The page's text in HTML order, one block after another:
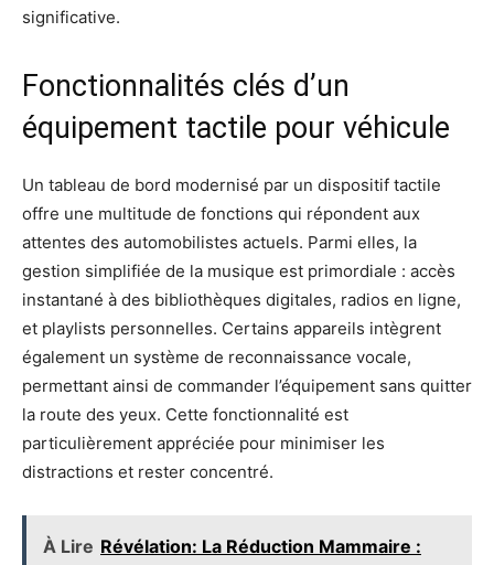
significative.
Fonctionnalités clés d’un
équipement tactile pour véhicule
Un tableau de bord modernisé par un dispositif tactile
offre une multitude de fonctions qui répondent aux
attentes des automobilistes actuels. Parmi elles, la
gestion simplifiée de la musique est primordiale : accès
instantané à des bibliothèques digitales, radios en ligne,
et playlists personnelles. Certains appareils intègrent
également un système de reconnaissance vocale,
permettant ainsi de commander l’équipement sans quitter
la route des yeux. Cette fonctionnalité est
particulièrement appréciée pour minimiser les
distractions et rester concentré.
À Lire Révélation: La Réduction Mammaire :